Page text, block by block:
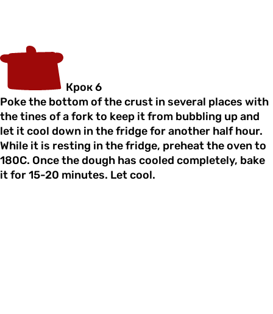
Крок 6
Poke the bottom of the crust in several places with
the tines of a fork to keep it from bubbling up and
let it cool down in the fridge for another half hour.
While it is resting in the fridge, preheat the oven to
180C. Once the dough has cooled completely, bake
it for 15-20 minutes. Let cool.